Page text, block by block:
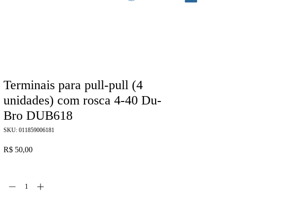
Terminais para pull-pull (4
unidades) com rosca 4-40 Du-
Bro DUB618
SKU: 011859006181
R$ 50,00Preço